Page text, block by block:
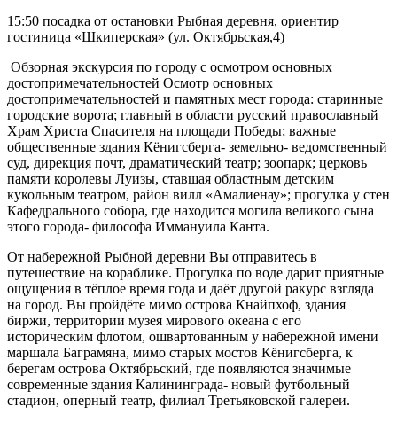
15:50 посадка от остановки Рыбная деревня, ориентир
гостиница «Шкиперская» (ул. Октябрьская,4)
Обзорная экскурсия по городу с осмотром основных
достопримечательностей Осмотр основных
достопримечательностей и памятных мест города: старинные
городские ворота; главный в области русский православный
Храм Христа Спасителя на площади Победы; важные
общественные здания Кёнигсберга- земельно- ведомственный
суд, дирекция почт, драматический театр; зоопарк; церковь
памяти королевы Луизы, ставшая областным детским
кукольным театром, район вилл «Амалиенау»; прогулка у стен
Кафедрального собора, где находится могила великого сына
этого города- философа Иммануила Канта.
От набережной Рыбной деревни Вы отправитесь в
путешествие на кораблике. Прогулка по воде дарит приятные
ощущения в тёплое время года и даёт другой ракурс взгляда
на город. Вы пройдёте мимо острова Кнайпхоф, здания
биржи, территории музея мирового океана с его
историческим флотом, ошвартованным у набережной имени
маршала Баграмяна, мимо старых мостов Кёнигсберга, к
берегам острова Октябрьский, где появляются значимые
современные здания Калининграда- новый футбольный
стадион, оперный театр, филиал Третьяковской галереи.